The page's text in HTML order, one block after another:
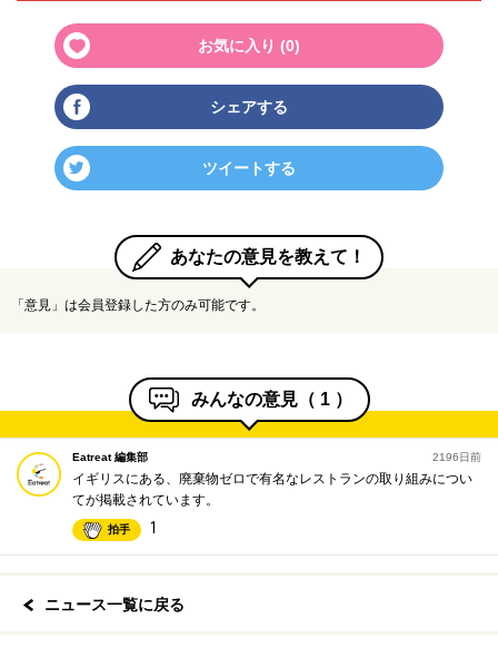
お気に入り (0)
シェアする
ツイートする
あなたの意見を教えて！
「意見」は会員登録した方のみ可能です。
みんなの意見（ 1 ）
Eatreat 編集部 2196日前
イギリスにある、廃棄物ゼロで有名なレストランの取り組みについ
てが掲載されています。
拍手 1
ニュース一覧に戻る